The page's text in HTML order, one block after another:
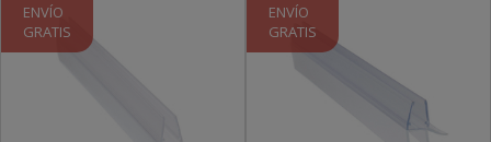
ENVÍO
GRATIS
ENVÍO
GRATIS